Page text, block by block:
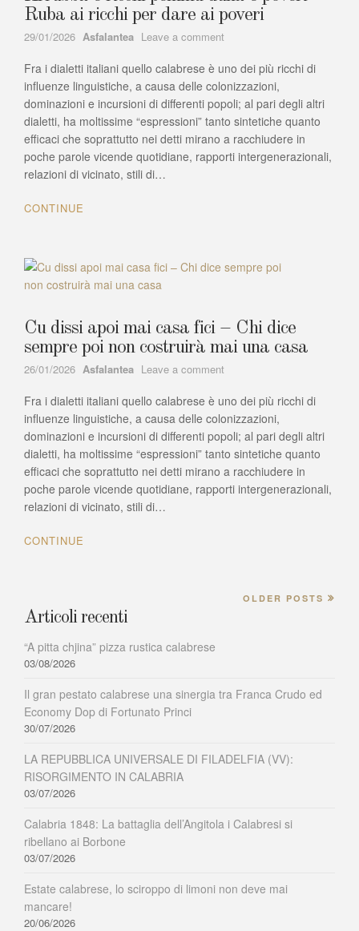
Ruba ai ricchi per dare ai poveri
29/01/2026 Author
Asfalantea Leave a comment
e
ricchi
pemmu
duna
poveri
–
poveri
Fra i dialetti italiani quello calabrese è uno dei più ricchi di
influenze linguistiche, a causa delle colonizzazioni,
dominazioni e incursioni di differenti popoli; al pari degli altri
dialetti, ha moltissime “espressioni” tanto sintetiche quanto
efficaci che soprattutto nei detti mirano a racchiudere in
poche parole vicende quotidiane, rapporti intergenerazionali,
relazioni di vicinato, stili di…
CONTINUE
Cu dissi apoi mai casa fici – Chi dice
sempre poi non costruirà mai una casa
26/01/2026 Author
Asfalantea Leave a comment
dissi
apoi
mai
casa
–
Chi
Fra i dialetti italiani quello calabrese è uno dei più ricchi di
influenze linguistiche, a causa delle colonizzazioni,
dominazioni e incursioni di differenti popoli; al pari degli altri
dialetti, ha moltissime “espressioni” tanto sintetiche quanto
efficaci che soprattutto nei detti mirano a racchiudere in
poche parole vicende quotidiane, rapporti intergenerazionali,
relazioni di vicinato, stili di…
CONTINUE
OLDER POSTS
Articoli recenti
“A pitta chjina” pizza rustica calabrese
03/08/2026
Il gran pestato calabrese una sinergia tra Franca Crudo ed
Economy Dop di Fortunato Princi
30/07/2026
LA REPUBBLICA UNIVERSALE DI FILADELFIA (VV):
RISORGIMENTO IN CALABRIA
03/07/2026
Calabria 1848: La battaglia dell’Angitola i Calabresi si
ribellano ai Borbone
03/07/2026
Estate calabrese, lo sciroppo di limoni non deve mai
mancare!
20/06/2026